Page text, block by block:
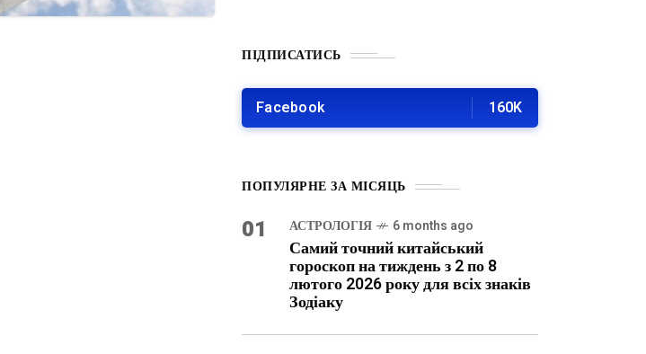
ПІДПИСАТИСЬ
Facebook 160K
ПОПУЛЯРНЕ ЗА МІСЯЦЬ
01 АСТРОЛОГІЯ 6 months ago
Самий точний китайський
гороскоп на тиждень з 2 по 8
лютого 2026 року для всіх знаків
Зодіаку